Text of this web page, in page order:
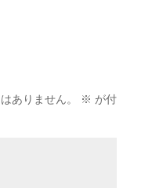
ありません。 ※ が付